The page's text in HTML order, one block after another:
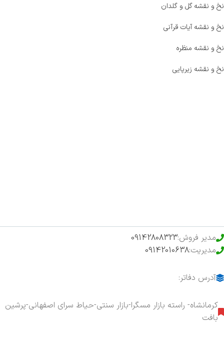
نخ و نقشه گل و گلدان
نخ و نقشه آیات قرآنی
نخ و نقشه منظره
نخ و نقشه زیرپایی
مدیر فروش:09142808323
مدیریت:09142010638
آدرس دفاتر:
کرمانشاه- راسته بازار مسگرا-بازار سنتی-حیاط سرای اصفهانی-پرشین
بافت